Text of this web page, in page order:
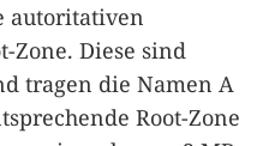
autoritativen
Zone. Diese sind
tragen die Namen A
Root-Zone